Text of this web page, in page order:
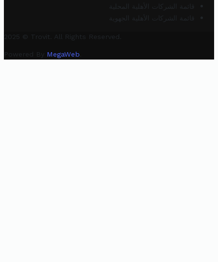
قائمة الشركات الأهلية المحلية
قائمة الشركات الأهلية الجهوية
2025 © Trovit. All Rights Reserved.
Powered By MegaWeb